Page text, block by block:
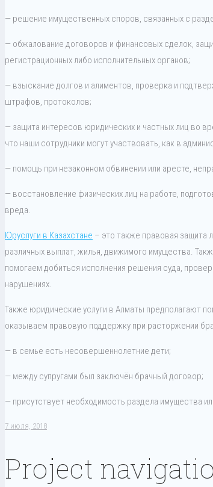
— решение имущественных споров, связанных с
— обжалование договоров и финансовых сделок,
регистрационных либо исполнительных органов;
— взыскание долгов и алиментов, проверка и
штрафов, протоколов;
— защита интересов юридических и частных лиц во
что наши сотрудники могут участвовать, как в
— помощь при незаконном обвинении или аресте,
— восстановление физических лиц на работе,
вреда.
Юруслуги в Казахстане – это также правовая защита
различных выплат, жилья, движимого имущества.
помогаем добиться исполнения решения суда,
нарушениях.
Также юридические услуги в Алматы предполагают
оказываем правовую поддержку при расторжении
— в семье есть несовершеннолетние дети;
— между супругами был заключён брачный договор;
— присутствует необходимость раздела имущества
7 июля, 2018
Project